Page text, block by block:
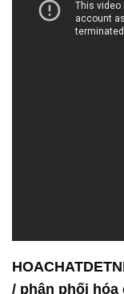
cung cấp các
cho ngành xây
nước và nhiều